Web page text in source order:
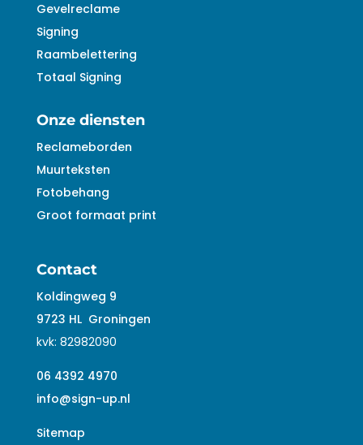
Gevelreclame
Signing
Raambelettering
Totaal Signing
Onze diensten
Reclameborden
Muurteksten
Fotobehang
Groot formaat print
Contact
Koldingweg 9
9723 HL Groningen
kvk: 82982090
06 4392 4970
info@sign-up.nl
Sitemap